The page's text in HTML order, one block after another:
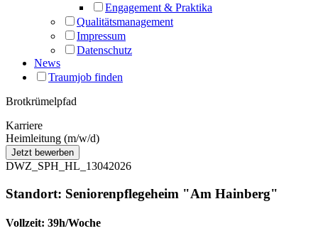
Engagement & Praktika
Qualitätsmanagement
Impressum
Datenschutz
News
Traumjob finden
Brotkrümelpfad
Karriere
Heimleitung (m/w/d)
DWZ_SPH_HL_13042026
Standort: Seniorenpflegeheim "Am Hainberg"
Vollzeit: 39h/Woche